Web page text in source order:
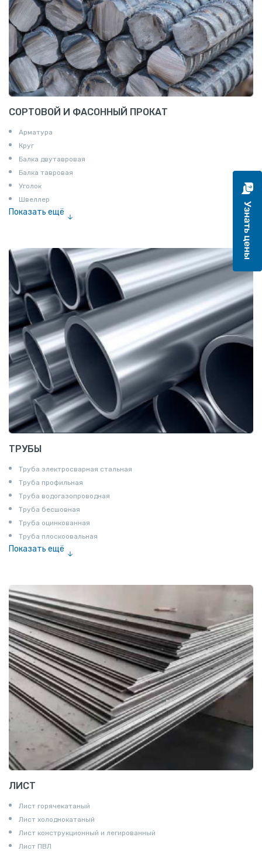
СОРТОВОЙ И ФАСОННЫЙ ПРОКАТ
Арматура
Круг
Балка двутавровая
Балка тавровая
Уголок
Швеллер
Показать ещё
Катанка
Шестигранник
Полособульб
Полукруг
Шпунт Ларсена
ТРУБЫ
Труба электросварная стальная
Труба профильная
Труба водогазопроводная
Труба бесшовная
Труба оцинкованная
Труба плоскоовальная
Показать ещё
ЛИСТ
Лист горячекатаный
Лист холоднокатаный
Лист конструкционный и легированный
Лист ПВЛ